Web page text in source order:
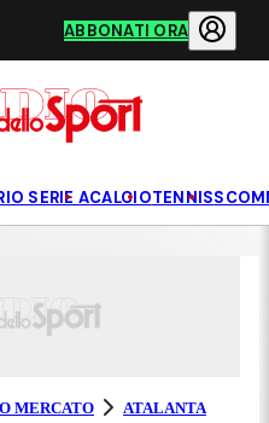
ABBONATI ORA
SERIE ACALCIOTENNIS
MERCATO ATALANTA